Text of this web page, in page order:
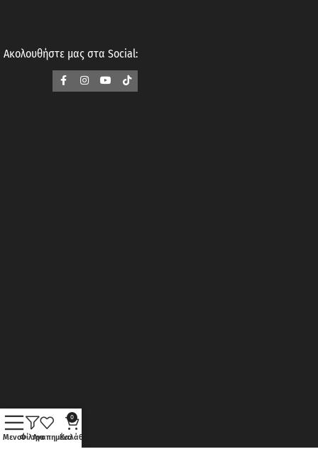
Ακολουθήστε μας στα Social:
ΜενούΦίλτραΑγαπημένα
0
Καλάθι